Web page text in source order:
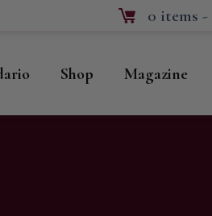
0 items -
Shop Magazine